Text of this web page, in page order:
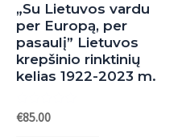
„Su Lietuvos vardu
per Europą, per
pasaulį” Lietuvos
krepšinio rinktinių
kelias 1922-2023 m.
Įvertinimas:
0
€85.00